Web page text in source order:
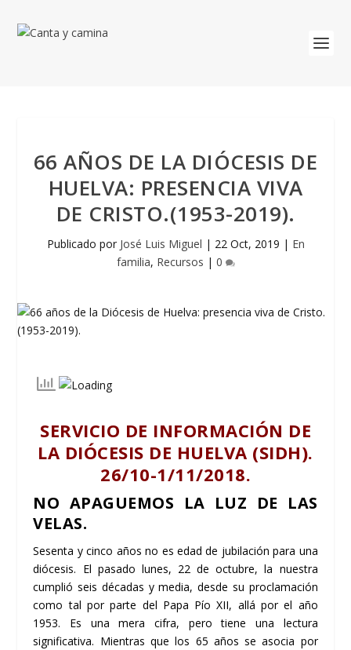
66 AÑOS DE LA DIÓCESIS DE
HUELVA: PRESENCIA VIVA
DE CRISTO.(1953-2019).
Publicado por José Luis Miguel | 22 Oct, 2019 | En
familia, Recursos | 0
SERVICIO DE INFORMACIÓN DE
LA DIÓCESIS DE HUELVA (SIDH).
26/10-1/11/2018.
NO APAGUEMOS LA LUZ DE LAS
VELAS.
Sesenta y cinco años no es edad de jubilación para una
diócesis. El pasado lunes, 22 de octubre, la nuestra
cumplió seis décadas y media, desde su proclamación
como tal por parte del Papa Pío XII, allá por el año
1953. Es una mera cifra, pero tiene una lectura
significativa. Mientras que los 65 años se asocia por